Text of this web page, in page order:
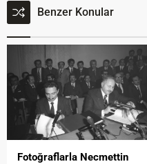
Benzer Konular
Fotoğraflarla Necmettin